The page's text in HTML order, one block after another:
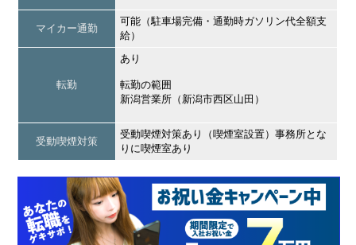
マイカー通勤
可能（駐車場完備・通勤時ガソリン代全額支
給）
転勤
あり
転勤の範囲
新潟営業所（新潟市西区山田）
受動喫煙対策
受動喫煙対策あり（喫煙室設置）事務所とな
りに喫煙室あり